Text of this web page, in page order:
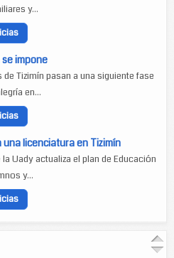
y...
impone
Tizimín pasan a una siguiente fase
en...
licenciatura en Tizimín
Uady actualiza el plan de Educación
y...